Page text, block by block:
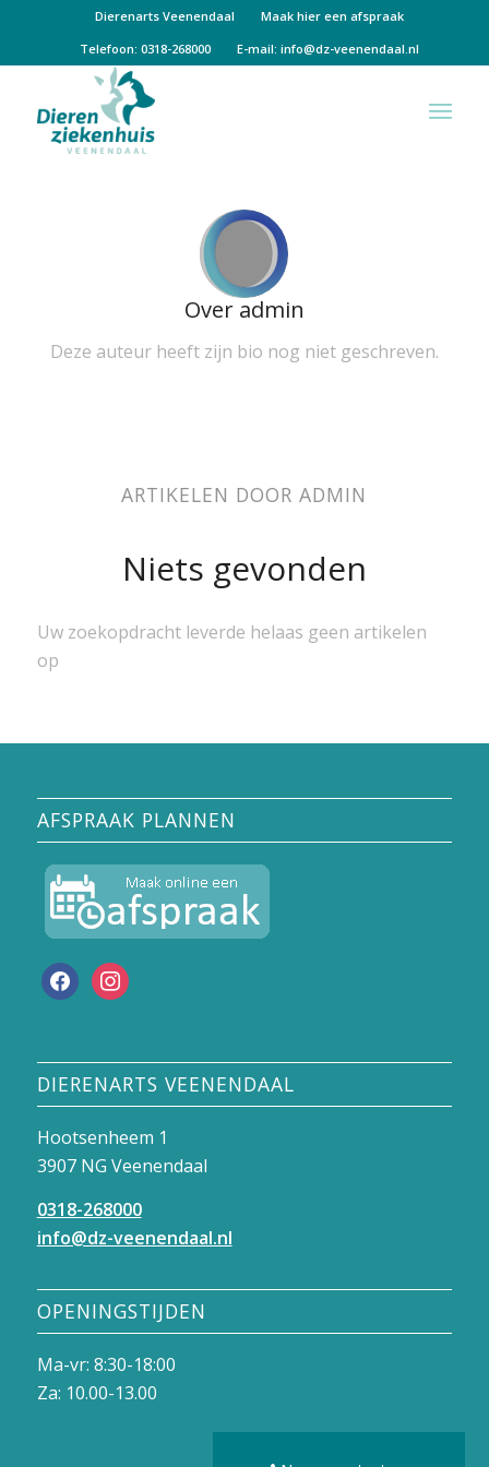
Dierenarts Veenendaal
Maak hier een afspraak
Telefoon: 0318-268000
E-mail:info@dz-veenendaal.nl
Over admin
Deze auteur heeft zijn bio nog niet geschreven.
ARTIKELEN DOOR ADMIN
Niets gevonden
Uw zoekopdracht leverde helaas geen artikelen
op
AFSPRAAK PLANNEN
facebookinstagram
DIERENARTS VEENENDAAL
Hootsenheem 1
3907 NG Veenendaal
0318-268000
info@dz-veenendaal.nl
OPENINGSTIJDEN
Ma-vr: 8:30-18:00
Za: 10.00-13.00